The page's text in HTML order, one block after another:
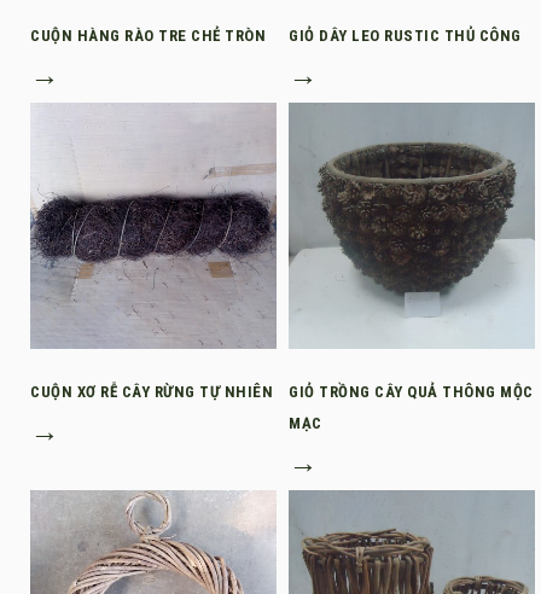
CUỘN HÀNG RÀO TRE CHẺ TRÒN
→
GIỎ DÂY LEO RUSTIC THỦ CÔNG
→
CUỘN XƠ RỄ CÂY RỪNG TỰ NHIÊN
→
GIỎ TRỒNG CÂY QUẢ THÔNG MỘC
MẠC
→